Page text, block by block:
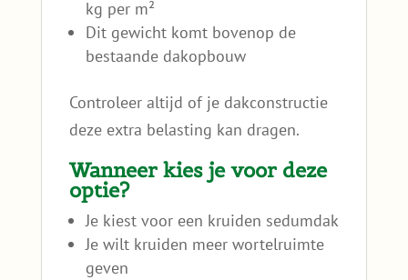
kg per m²
Dit gewicht komt bovenop de
bestaande dakopbouw
Controleer altijd of je dakconstructie
deze extra belasting kan dragen.
Wanneer kies je voor deze
optie?
Je kiest voor een kruiden sedumdak
Je wilt kruiden meer wortelruimte
geven